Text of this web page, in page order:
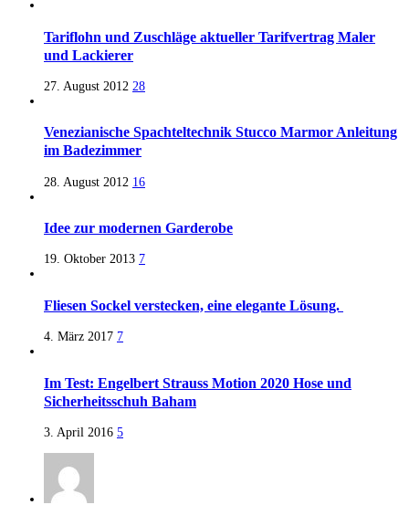
Tariflohn und Zuschläge aktueller Tarifvertrag Maler
und Lackierer
27. August 2012 28
Venezianische Spachteltechnik Stucco Marmor Anleitung
im Badezimmer
28. August 2012 16
Idee zur modernen Garderobe
19. Oktober 2013 7
Fliesen Sockel verstecken, eine elegante Lösung.
4. März 2017 7
Im Test: Engelbert Strauss Motion 2020 Hose und
Sicherheitsschuh Baham
3. April 2016 5